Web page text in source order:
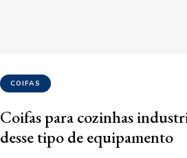
COIFAS
Coifas para cozinhas
desse tipo de equipamento